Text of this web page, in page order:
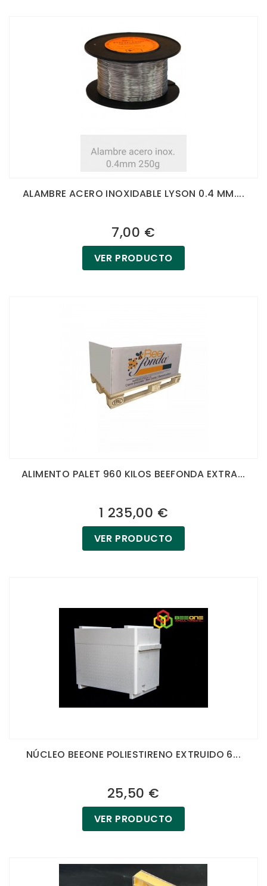
ALAMBRE ACERO INOXIDABLE LYSON 0.4 MM....
7,00 €
VER PRODUCTO
ALIMENTO PALET 960 KILOS BEEFONDA EXTRA...
1 235,00 €
VER PRODUCTO
NÚCLEO BEEONE POLIESTIRENO EXTRUIDO 6...
25,50 €
VER PRODUCTO